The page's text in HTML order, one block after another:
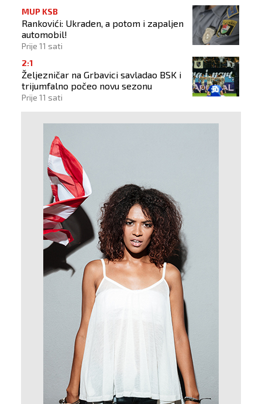
MUP KSB
Rankovići: Ukraden, a potom i zapaljen
automobil!
Prije 11 sati
2:1
Željezničar na Grbavici savladao BSK i
trijumfalno počeo novu sezonu
Prije 11 sati